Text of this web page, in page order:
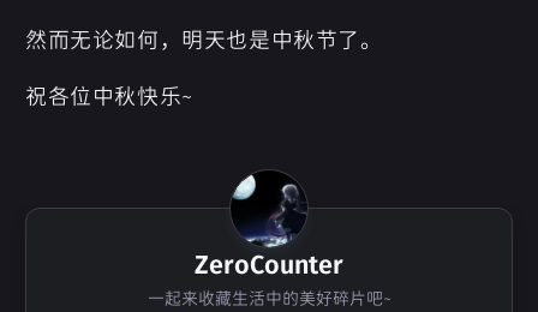
然而无论如何，明天也是中秋节了。
祝各位中秋快乐~
ZeroCounter
一起来收藏生活中的美好碎片吧~